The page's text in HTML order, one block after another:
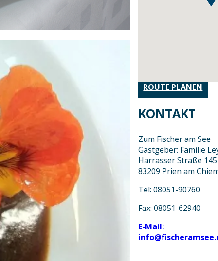
ROUTE PLANEN
KONTAKT
Zum Fischer am See
Gastgeber: Familie
Harrasser Straße 145
83209 Prien am
Tel: 08051-90760
Fax: 08051-62940
E-Mail: